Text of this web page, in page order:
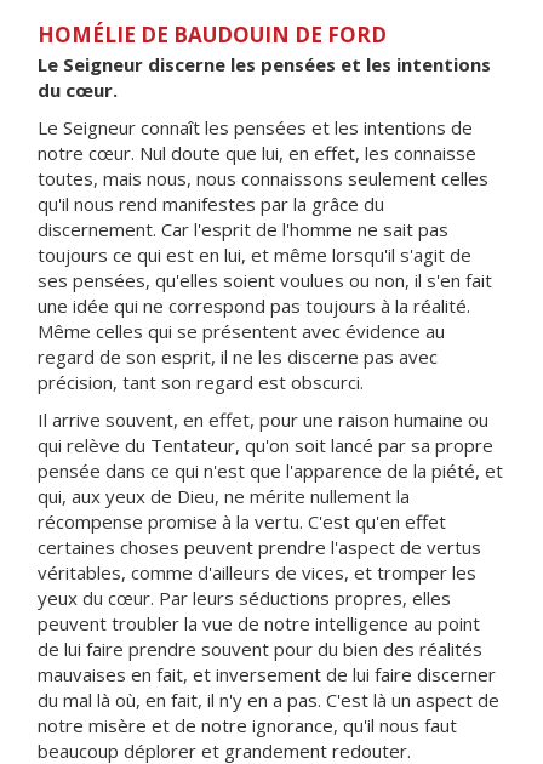
HOMÉLIE DE BAUDOUIN DE FORD
Le Seigneur discerne les pensées et les intentions
du cœur.
Le Seigneur connaît les pensées et les intentions de
notre cœur. Nul doute que lui, en effet, les connaisse
toutes, mais nous, nous connaissons seulement celles
qu'il nous rend manifestes par la grâce du
discernement. Car l'esprit de l'homme ne sait pas
toujours ce qui est en lui, et même lorsqu'il s'agit de
ses pensées, qu'elles soient voulues ou non, il s'en fait
une idée qui ne correspond pas toujours à la réalité.
Même celles qui se présentent avec évidence au
regard de son esprit, il ne les discerne pas avec
précision, tant son regard est obscurci.
Il arrive souvent, en effet, pour une raison humaine ou
qui relève du Tentateur, qu'on soit lancé par sa propre
pensée dans ce qui n'est que l'apparence de la piété, et
qui, aux yeux de Dieu, ne mérite nullement la
récompense promise à la vertu. C'est qu'en effet
certaines choses peuvent prendre l'aspect de vertus
véritables, comme d'ailleurs de vices, et tromper les
yeux du cœur. Par leurs séductions propres, elles
peuvent troubler la vue de notre intelligence au point
de lui faire prendre souvent pour du bien des réalités
mauvaises en fait, et inversement de lui faire discerner
du mal là où, en fait, il n'y en a pas. C'est là un aspect de
notre misère et de notre ignorance, qu'il nous faut
beaucoup déplorer et grandement redouter.